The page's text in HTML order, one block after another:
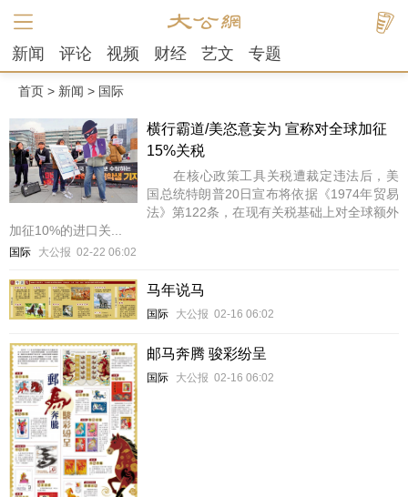
新闻 评论 视频 财经 艺文 专题
首页 > 新闻 > 国际
横行霸道/美恣意妄为 宣称对全球加征
15%关税
在核心政策工具关税遭裁定违法后，美
国总统特朗普20日宣布将依据《1974年贸易
法》第122条，在现有关税基础上对全球额外
加征10%的进口关...
国际 大公报 02-22 06:02
马年说马
国际 大公报 02-16 06:02
邮马奔腾 骏彩纷呈
国际 大公报 02-16 06:02